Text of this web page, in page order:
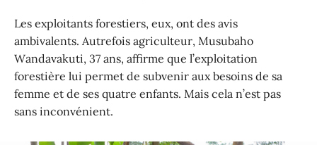
Les exploitants forestiers, eux, ont des avis
ambivalents. Autrefois agriculteur, Musubaho
Wandavakuti, 37 ans, affirme que l’exploitation
forestière lui permet de subvenir aux besoins de sa
femme et de ses quatre enfants. Mais cela n’est pas
sans inconvénient.